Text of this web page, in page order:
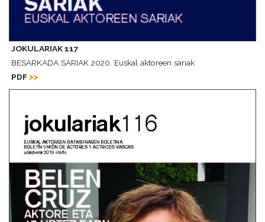
JOKULARIAK 117
BESARKADA SARIAK 2020. Euskal aktoreen sariak
PDF